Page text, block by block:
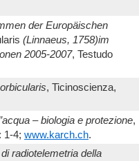
der Europäischen
(Linnaeus, 1758)im
2005-2007, Testudo
, Ticinoscienza,
– biologia e protezione,
1-4; www.karch.ch.
radiotelemetria della